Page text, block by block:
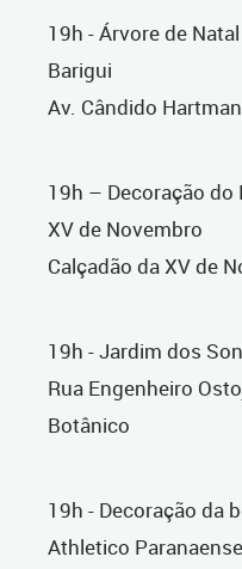
19h - Árvore de
Barigui
Av. Cândido
19h – Decoração do
XV de Novembro
Calçadão da XV de
19h - Jardim dos
Rua Engenheiro
Botânico
19h - Decoração da
Athletico